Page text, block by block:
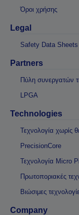
Όροι χρήσης
Legal
Safety Data Sheets
Partners
Πύλη συνεργατών
LPGA
Technologies
Τεχνολογία χωρίς
PrecisionCore
Τεχνολογία Micro
Πρωτοποριακές
Βιώσιμες
Company